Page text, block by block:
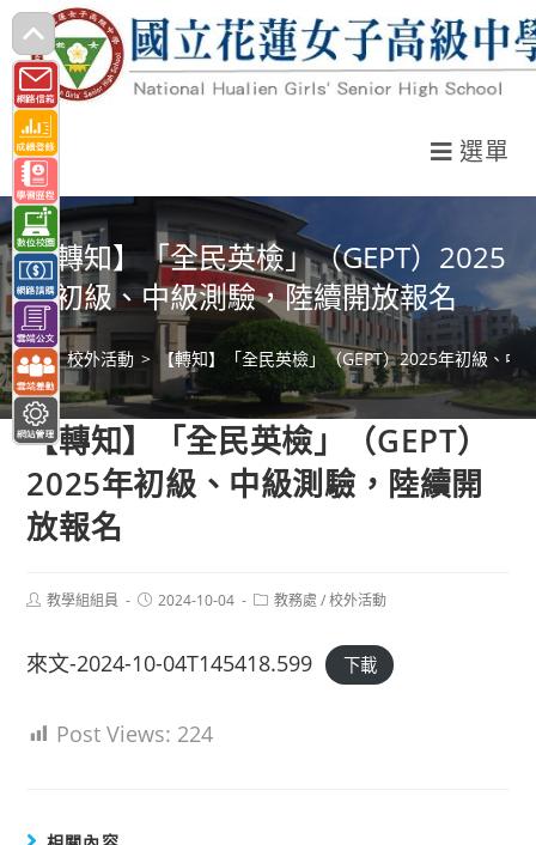
跳
轉
至
主
要
內
容
選單
【轉知】「全民英檢」（GEPT）2025
年初級、中級測驗，陸續開放報名
> 校外活動 > 【轉知】「全民英檢」（GEPT）2025年初級、中
【轉知】「全民英檢」（GEPT）
2025年初級、中級測驗，陸續開
放報名
Post教學組組員
Post2024-10-04
Post教務處 / 校外活動
來文-2024-10-04T145418.599 下載
Post Views: 224